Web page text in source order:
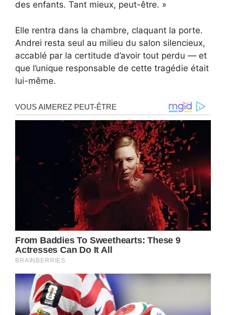
des enfants. Tant mieux, peut-être. »
Elle rentra dans la chambre, claquant la porte.
Andrei resta seul au milieu du salon silencieux,
accablé par la certitude d’avoir tout perdu — et
que l’unique responsable de cette tragédie était
lui-même.